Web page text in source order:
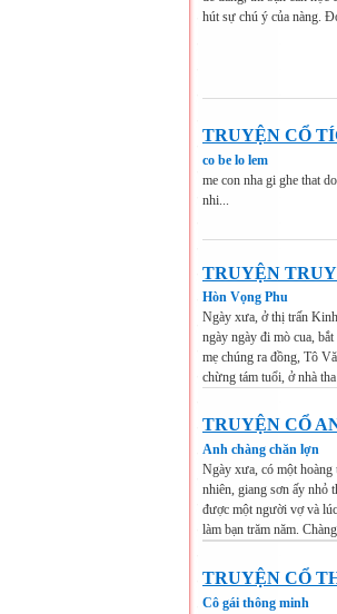
hút sự chú ý của nàng.
TRUYỆN CỔ
co be lo lem
me con nha gi ghe that
nhi...
TRUYỆN
Hòn Vọng Phu
Ngày xưa, ở thị trấn
ngày ngày đi mò cua,
mẹ chúng ra đồng, Tô
chừng tám tuổi, ở nhà
TRUYỆN CỔ
Anh chàng chăn lợn
Ngày xưa, có một
nhiên, giang sơn ấy nhỏ
được một người vợ và
làm bạn trăm năm.
TRUYỆN CỔ
Cô gái thông minh